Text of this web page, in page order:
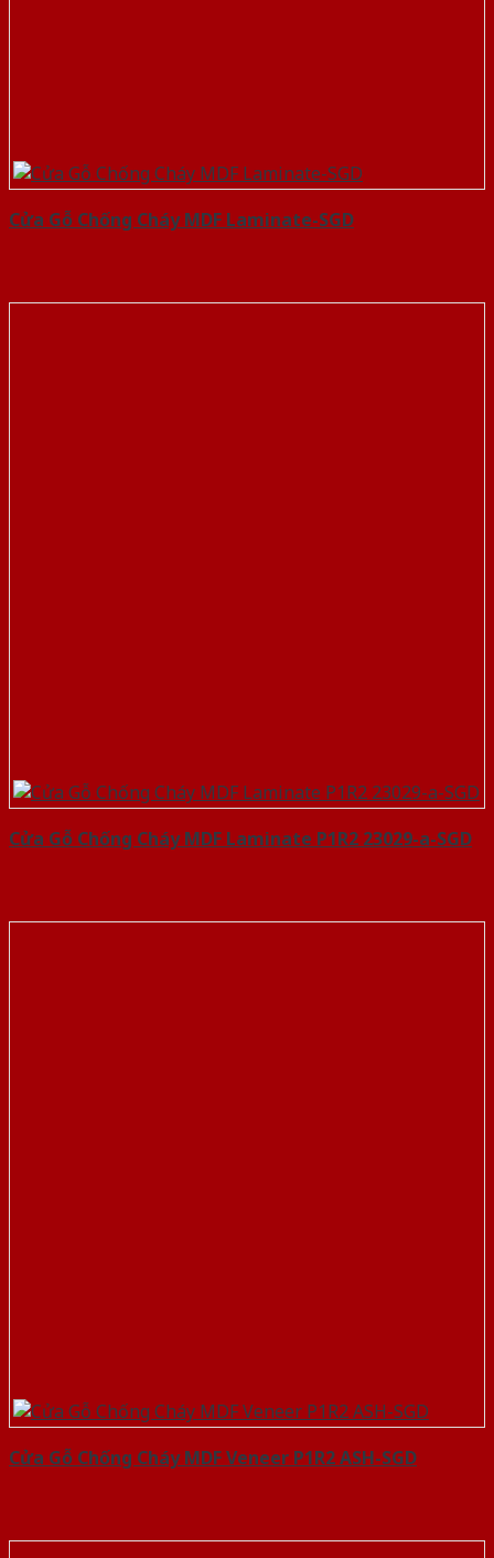
Cửa Gỗ Chống Cháy MDF Laminate-SGD
Cửa Gỗ Chống Cháy MDF Laminate P1R2 23029-a-SGD
Cửa Gỗ Chống Cháy MDF Veneer P1R2 ASH-SGD